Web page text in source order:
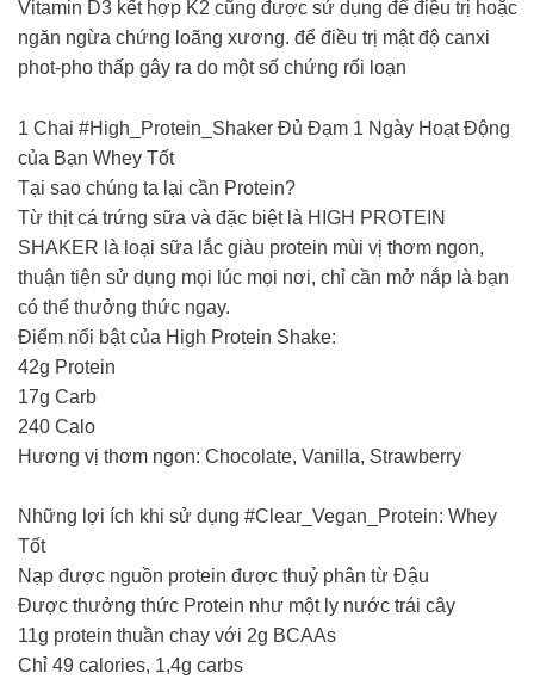
Vitamin D3 kết hợp K2 cũng được sử dụng để điều trị hoặc
ngăn ngừa chứng loãng xương. để điều trị mật độ canxi
phot-pho thấp gây ra do một số chứng rối loạn
1 Chai #High_Protein_Shaker Đủ Đạm 1 Ngày Hoạt Động
của Bạn Whey Tốt
Tại sao chúng ta lại cần Protein?
Từ thịt cá trứng sữa và đặc biệt là HIGH PROTEIN
SHAKER là loại sữa lắc giàu protein mùi vị thơm ngon,
thuận tiện sử dụng mọi lúc mọi nơi, chỉ cần mở nắp là bạn
có thể thưởng thức ngay.
Điểm nổi bật của High Protein Shake:
42g Protein
17g Carb
240 Calo
Hương vị thơm ngon: Chocolate, Vanilla, Strawberry
Những lợi ích khi sử dụng #Clear_Vegan_Protein: Whey
Tốt
Nạp được nguồn protein được thuỷ phân từ Đậu
Được thưởng thức Protein như một ly nước trái cây
11g protein thuần chay với 2g BCAAs
Chỉ 49 calories, 1,4g carbs